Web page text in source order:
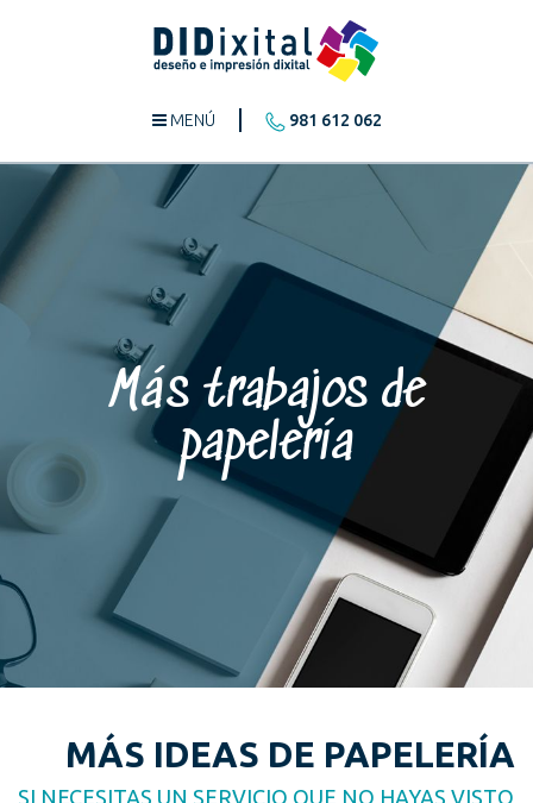
MENÚ 981 612 062
Más trabajos de
papelería
MÁS IDEAS DE PAPELERÍA
SI NECESITAS UN SERVICIO QUE NO HAYAS VISTO